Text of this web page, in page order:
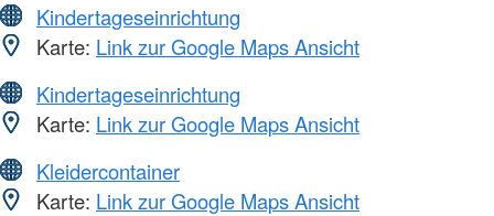
Kindertageseinrichtung
Karte: Link zur Google Maps Ansicht
Kindertageseinrichtung
Karte: Link zur Google Maps Ansicht
Kleidercontainer
Karte: Link zur Google Maps Ansicht